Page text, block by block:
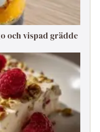
och vispad grädde